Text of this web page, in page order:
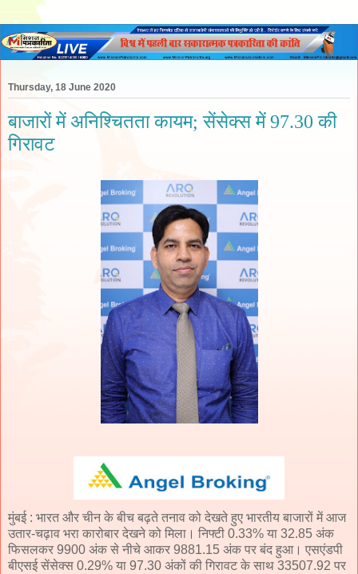
Thursday, 18 June 2020
बाजारों में अनिश्चितता कायम; सेंसेक्स में 97.30 की
गिरावट
मुंबई : भारत और चीन के बीच बढ़ते तनाव को देखते हुए भारतीय बाजारों में आज
उतार-चढ़ाव भरा कारोबार देखने को मिला। निफ्टी 0.33% या 32.85 अंक
फिसलकर 9900 अंक से नीचे आकर 9881.15 अंक पर बंद हुआ। एसएंडपी
बीएसई सेंसेक्स 0.29% या 97.30 अंकों की गिरावट के साथ 33507.92 पर